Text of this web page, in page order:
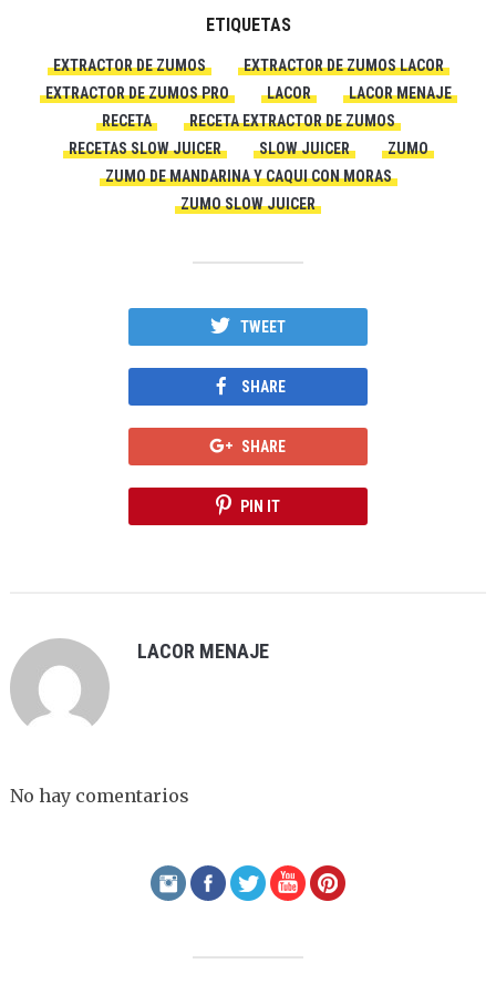
ETIQUETAS
EXTRACTOR DE ZUMOS
EXTRACTOR DE ZUMOS LACOR
EXTRACTOR DE ZUMOS PRO
LACOR
LACOR MENAJE
RECETA
RECETA EXTRACTOR DE ZUMOS
RECETAS SLOW JUICER
SLOW JUICER
ZUMO
ZUMO DE MANDARINA Y CAQUI CON MORAS
ZUMO SLOW JUICER
TWEET
SHARE
SHARE
PIN IT
LACOR MENAJE
No hay comentarios